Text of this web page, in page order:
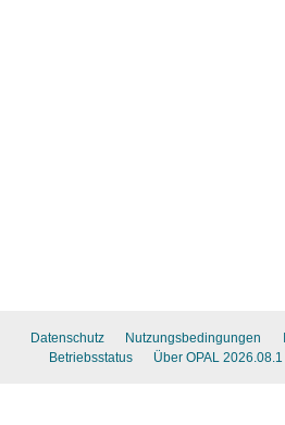
Datenschutz Nutzungsbedingungen
Betriebsstatus
Über OPAL 2026.08.1